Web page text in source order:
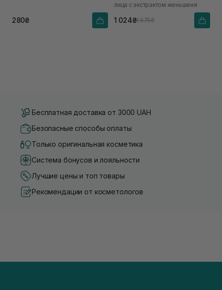
280₴
лица с экстрактом женьшеня
1 024₴1 575₴
Бесплатная доставка от 3000 UAH
Безопасные способы оплаты
Только оригинальная косметика
Система бонусов и лояльности
Лучшие цены и топ товары
Рекомендации от косметологов